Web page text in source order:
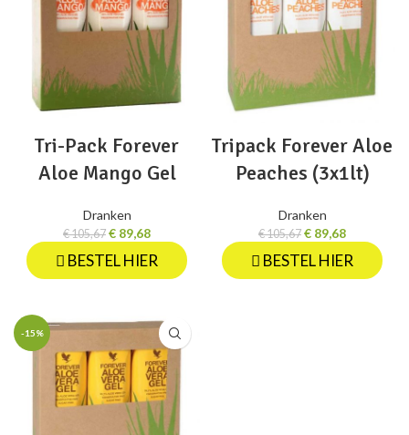
Tri-Pack Forever
Aloe Mango Gel
Dranken
€105,67 € 89,68
BESTEL HIER
Tripack Forever Aloe
Peaches (3x1lt)
Dranken
€105,67 € 89,68
BESTEL HIER
-15%